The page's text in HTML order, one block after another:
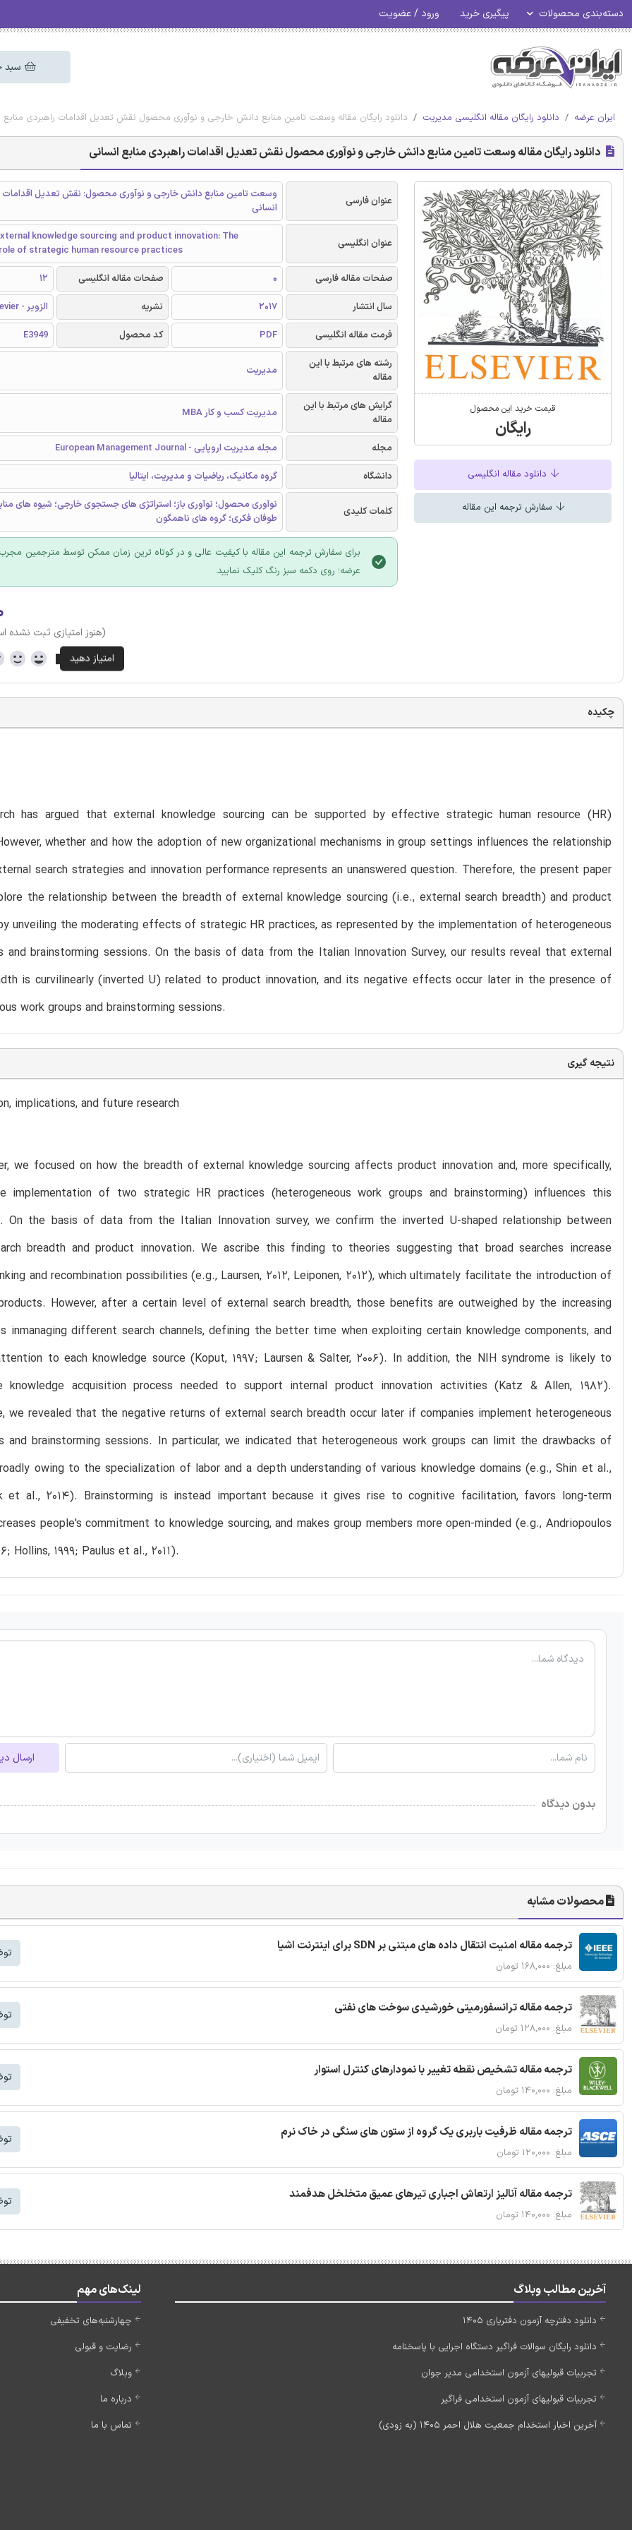
دسته‌بندی محصولات پیگیری خرید ورود / عضویت
سبد
ایران عرضه دانلود رایگان مقاله انگلیسی مدیریت دانلود رایگان مقاله وسعت تامین منابع دانش خارجی و نوآوری محصول نقش تعدیل اقدامات راهبردی منابع
دانلود رایگان مقاله وسعت تامین منابع دانش خارجی و نوآوری محصول نقش تعدیل اقدامات راهبردی منابع انسانی
قیمت خرید این محصول
رایگان
دانلود مقاله انگلیسی
سفارش ترجمه این مقاله
عنوان فارسی
وسعت تامین منابع دانش خارجی و نوآوری محصول: نقش تعدیل اقدامات
انسانی
عنوان انگلیسی
knowledge sourcing and product innovation: The
of strategic human resource practices
صفحات مقاله فارسی
0 صفحات مقاله انگلیسی
12
سال انتشار
2017 نشریه
الزویر - Elsevier
فرمت مقاله انگلیسی
PDF کد محصول
E3949
رشته های مرتبط با این
مقاله
مدیریت
گرایش های مرتبط با این
مقاله
مدیریت کسب و کار MBA
مجله
مجله مدیریت اروپایی - European Management Journal
دانشگاه
گروه مکانیک، ریاضیات و مدیریت، ایتالیا
کلمات کلیدی
نوآوری محصول؛ نوآوری باز؛ استراتژی های جستجوی خارجی؛ شیوه های
طوفان فکری؛ گروه های ناهمگون
برای سفارش ترجمه این مقاله با کیفیت عالی و در کوتاه ترین زمان ممکن توسط مترجمین
عرضه؛ روی دکمه سبز رنگ کلیک نمایید.
(هنوز امتیازی ثبت نشده
چکیده
has argued that external knowledge sourcing can be supported by effective strategic human resource (HR)
whether and how the adoption of new organizational mechanisms in group settings influences the relationship
search strategies and innovation performance represents an unanswered question. Therefore, the present paper
the relationship between the breadth of external knowledge sourcing (i.e., external search breadth) and product
unveiling the moderating effects of strategic HR practices, as represented by the implementation of heterogeneous
and brainstorming sessions. On the basis of data from the Italian Innovation Survey, our results reveal that external
is curvilinearly (inverted U) related to product innovation, and its negative effects occur later in the presence of
work groups and brainstorming sessions.
نتیجه گیری
implications, and future research
we focused on how the breadth of external knowledge sourcing affects product innovation and, more specifically,
implementation of two strategic HR practices (heterogeneous work groups and brainstorming) influences this
On the basis of data from the Italian Innovation survey, we confirm the inverted U-shaped relationship between
breadth and product innovation. We ascribe this finding to theories suggesting that broad searches increase
and recombination possibilities (e.g., Laursen, 2012, Leiponen, 2012), which ultimately facilitate the introduction of
However, after a certain level of external search breadth, those benefits are outweighed by the increasing
inmanaging different search channels, defining the better time when exploiting certain knowledge components, and
to each knowledge source (Koput, 1997; Laursen & Salter, 2006). In addition, the NIH syndrome is likely to
knowledge acquisition process needed to support internal product innovation activities (Katz & Allen, 1982).
we revealed that the negative returns of external search breadth occur later if companies implement heterogeneous
and brainstorming sessions. In particular, we indicated that heterogeneous work groups can limit the drawbacks of
owing to the specialization of labor and a depth understanding of various knowledge domains (e.g., Shin et al.,
et al., 2014). Brainstorming is instead important because it gives rise to cognitive facilitation, favors long-term
people's commitment to knowledge sourcing, and makes group members more open-minded (e.g., Andriopoulos
Hollins, 1999; Paulus et al., 2011).
ارسال
بدون دیدگاه
محصولات مشابه
ترجمه مقاله امنیت انتقال داده های مبتنی بر SDN برای اینترنت اشیا
مبلغ: ۱۶۸,۰۰۰ تومان
ترجمه مقاله ترانسفورمیتی خورشیدی سوخت های نفتی
مبلغ: ۱۲۸,۰۰۰ تومان
ترجمه مقاله تشخیص نقطه تغییر با نمودارهای کنترل استوار
مبلغ: ۱۴۰,۰۰۰ تومان
ترجمه مقاله ظرفیت باربری یک گروه از ستون های سنگی در خاک نرم
مبلغ: ۱۲۰,۰۰۰ تومان
ترجمه مقاله آنالیز ارتعاش اجباری تیرهای عمیق متخلخل هدفمند
مبلغ: ۱۴۰,۰۰۰ تومان
آخرین مطالب وبلاگ
دانلود دفترچه آزمون دفتریاری 1405
دانلود رایگان سوالات فراگیر دستگاه اجرایی با پاسخنامه
تجربیات قبولیهای آزمون استخدامی مدیر جوان
تجربیات قبولیهای آزمون استخدامی فراگیر
آخرین اخبار استخدام جمعیت هلال احمر 1405 (به زودی)
لینک‌های مهم
چهارشنبه‌های تخفیفی
رضایت و قبولی
وبلاگ
درباره ما
تماس با ما